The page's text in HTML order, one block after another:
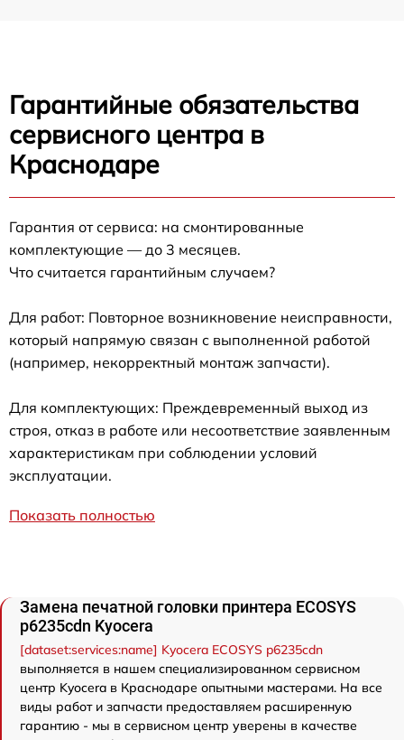
Гарантийные обязательства
сервисного центра в
Краснодаре
Гарантия от сервиса: на смонтированные
комплектующие — до 3 месяцев.
Что считается гарантийным случаем?
Для работ: Повторное возникновение неисправности,
который напрямую связан с выполненной работой
(например, некорректный монтаж запчасти).
Для комплектующих: Преждевременный выход из
строя, отказ в работе или несоответствие заявленным
характеристикам при соблюдении условий
эксплуатации.
Показать полностью
Замена печатной головки принтера ECOSYS
p6235cdn Kyocera
[dataset:services:name] Kyocera ECOSYS p6235cdn
выполняется в нашем специализированном сервисном
центр Kyocera в Краснодаре опытными мастерами. На все
виды работ и запчасти предоставляем расширенную
гарантию - мы в сервисном центр уверены в качестве